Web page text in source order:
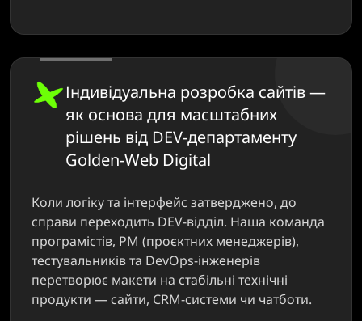
Індивідуальна розробка сайтів —
як основа для масштабних
рішень від DEV-департаменту
Golden-Web Digital
Коли логіку та інтерфейс затверджено, до
справи переходить DEV-відділ. Наша команда
програмістів, PM (проєктних менеджерів),
тестувальників та DevOps-інженерів
перетворює макети на стабільні технічні
продукти — сайти, CRM-системи чи чатботи.